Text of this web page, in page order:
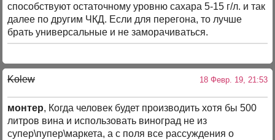
способствуют остаточному уровню сахара 5-15 г/л. и так
далее по другим ЧКД. Если для перегона, то лучше
брать универсальные и не заморачиваться.
Kolew 18 Февр. 19, 21:53
монтер, Когда человек будет производить хотя бы 500
литров вина и использовать виноград не из
супер\пупер\маркета, а с поля все рассуждения о